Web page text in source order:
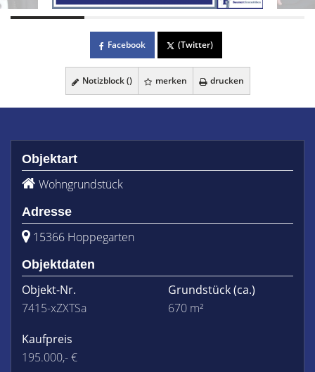
Facebook (Twitter)
Notizblock () merken drucken
Objektart
Wohngrundstück
Adresse
15366 Hoppegarten
Objektdaten
Objekt-Nr.
7415-xZXTSa
Grundstück(ca.)
670 m²
Kaufpreis
195.000,- €